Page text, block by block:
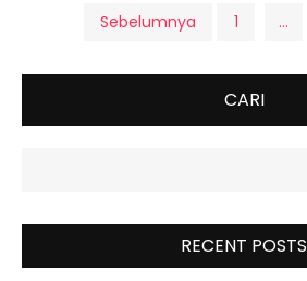
Paginasi
pos
Sebelumnya 1 …
CARI
RECENT POSTS